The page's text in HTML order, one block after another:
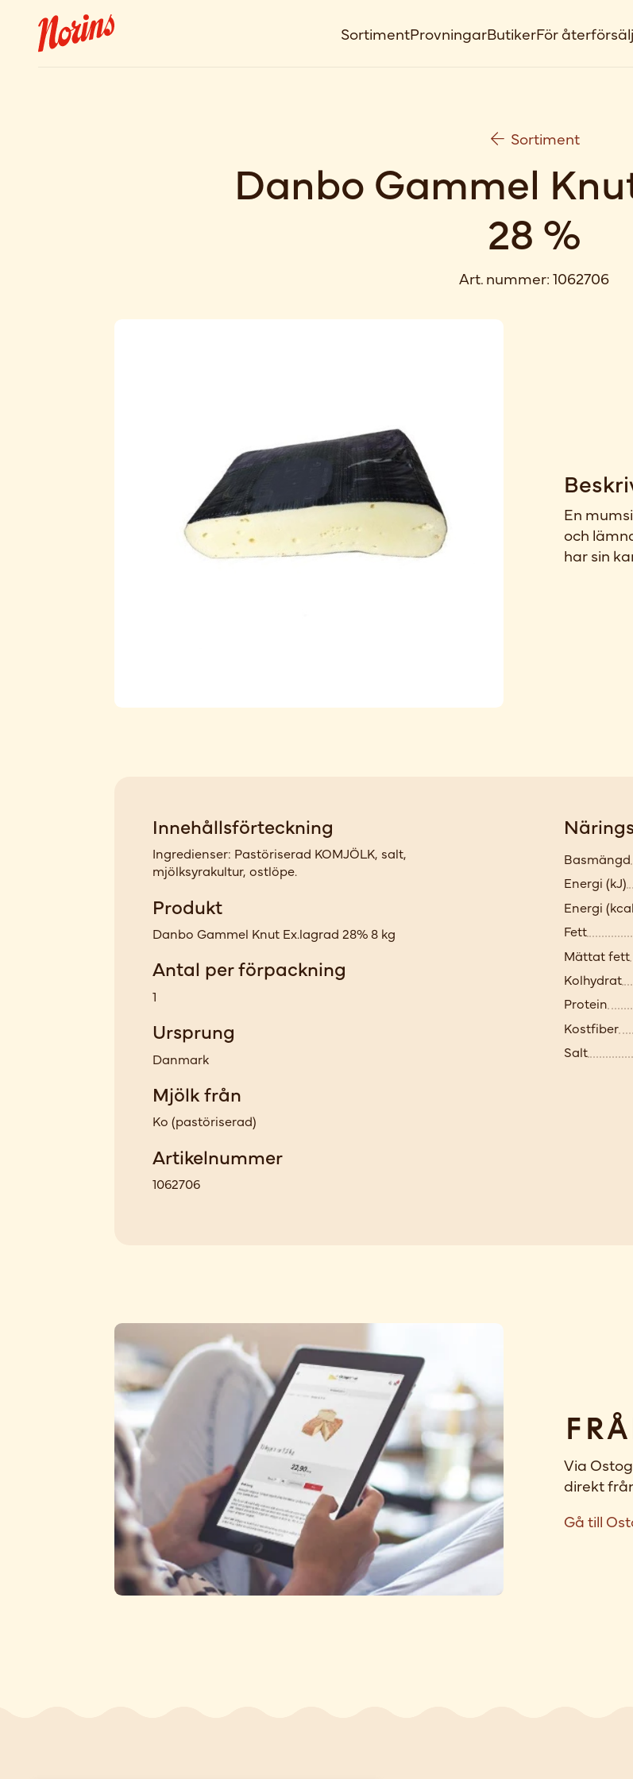
SortimentProvningarButikerFör
Sortiment
Danbo Gammel
28 %
Art. nummer:1062706
En
och
har sin
Innehållsförteckning
Ingredienser: Pastöriserad KOMJÖLK, salt,
mjölksyrakultur, ostlöpe.
Produkt
Danbo Gammel Knut Ex.lagrad 28% 8 kg
Antal per förpackning
1
Ursprung
Danmark
Mjölk från
Ko (pastöriserad)
Artikelnummer
1062706
Basmängd
Energi (kJ)
Energi
Fett
Mättat fett
Kolhydrat
Protein
Kostfiber
Salt
Via
direkt
Gå till